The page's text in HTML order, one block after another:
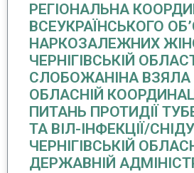
РЕГІОНАЛЬНА
ВСЕУКРАЇНСЬКОГО
НАРКОЗАЛЕЖНИХ
ЧЕРНІГІВСЬКІЙ
СЛОБОЖАНІНА ВЗЯЛА
ОБЛАСНІЙ
ПИТАНЬ ПРОТИДІЇ
ТА ВІЛ-ІНФЕКЦІЇ/
ЧЕРНІГІВСЬКІЙ
ДЕРЖАВНІЙ